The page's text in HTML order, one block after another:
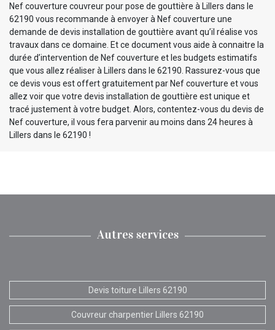
Nef couverture couvreur pour pose de gouttière à Lillers dans le
62190 vous recommande à envoyer à Nef couverture une
demande de devis installation de gouttière avant qu’il réalise vos
travaux dans ce domaine. Et ce document vous aide à connaitre la
durée d’intervention de Nef couverture et les budgets estimatifs
que vous allez réaliser à Lillers dans le 62190. Rassurez-vous que
ce devis vous est offert gratuitement par Nef couverture et vous
allez voir que votre devis installation de gouttière est unique et
tracé justement à votre budget. Alors, contentez-vous du devis de
Nef couverture, il vous fera parvenir au moins dans 24 heures à
Lillers dans le 62190 !
Autres services
Devis toiture Lillers 62190
Couvreur charpentier Lillers 62190